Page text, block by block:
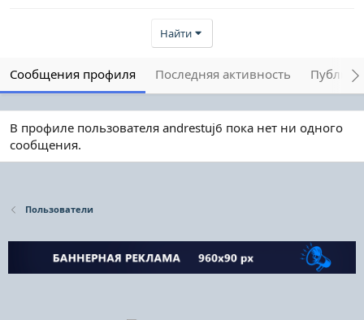
Найти
Сообщения профиля Последняя активность
В профиле пользователя andrestuj6 пока нет ни одного
сообщения.
Пользователи